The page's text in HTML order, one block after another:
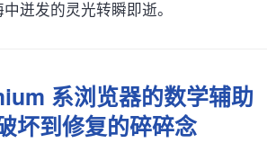
迸发的灵光转瞬即逝。
系浏览器的数学辅助
坏到修复的碎碎念